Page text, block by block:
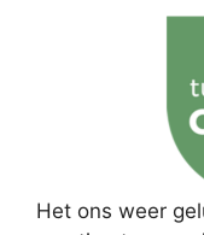
Het ons weer